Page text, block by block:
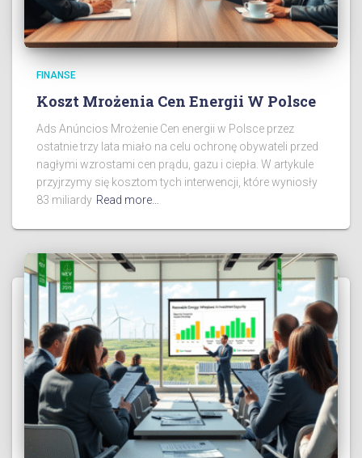
FINANSE
Koszt Mrożenia Cen Energii W Polsce
Ads Anúncios Mrożenie Cen energii w Polsce przez
ostatnie trzy lata miało na celu ochronę obywateli przed
nagłymi wzrostami cen prądu, gazu i ciepła. W artykule
przyjrzymy się kosztom tych interwencji, które wyniosły
83 miliardy Read more…